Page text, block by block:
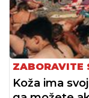
ZABORAVITE
Koža ima